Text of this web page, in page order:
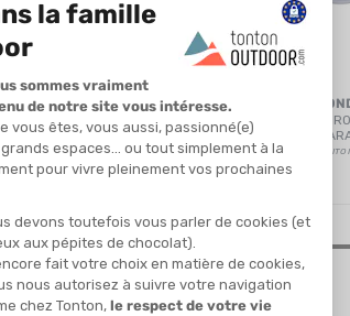
DIAMOND
MINIWIRE ALPINE
- SPEDITO IN 24/48 ORE
BLACK
MOUSQUETON
TWISTLOCK
DISPONIBILE -